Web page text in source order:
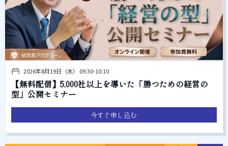
2026年8月19日（水） 09:30-10:10
【無料配信】5,000社以上を導いた「勝つための経営の
型」公開セミナー
今すぐ申し込む